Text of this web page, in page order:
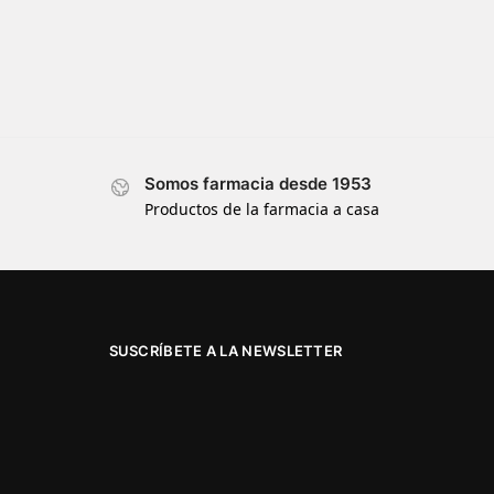
Somos farmacia desde 1953
Productos de la farmacia a casa
SUSCRÍBETE A LA NEWSLETTER